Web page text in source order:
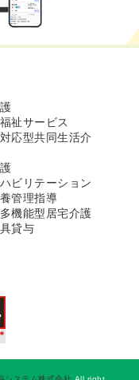
祉サービス
応型共同生活介
ビリテーション
管理指導
機能型居宅介護
貸与